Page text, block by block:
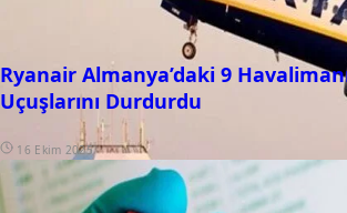
Ryanair Almanya’daki 9
Uçuşlarını Durdurdu
16 Ekim 2025